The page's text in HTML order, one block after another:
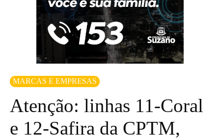
MARCAS E EMPRESAS
Atenção: linhas 11-Coral
e 12-Safira da CPTM,